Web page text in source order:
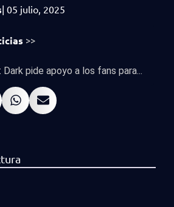
| 05 julio, 2025
>>
pide apoyo a los fans para...